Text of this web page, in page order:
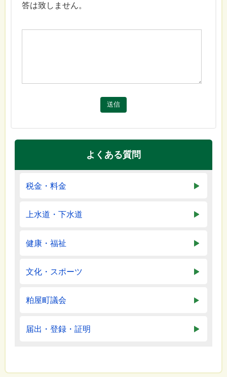
答は致しません。
送信
よくある質問
税金・料金
上水道・下水道
健康・福祉
文化・スポーツ
粕屋町議会
届出・登録・証明